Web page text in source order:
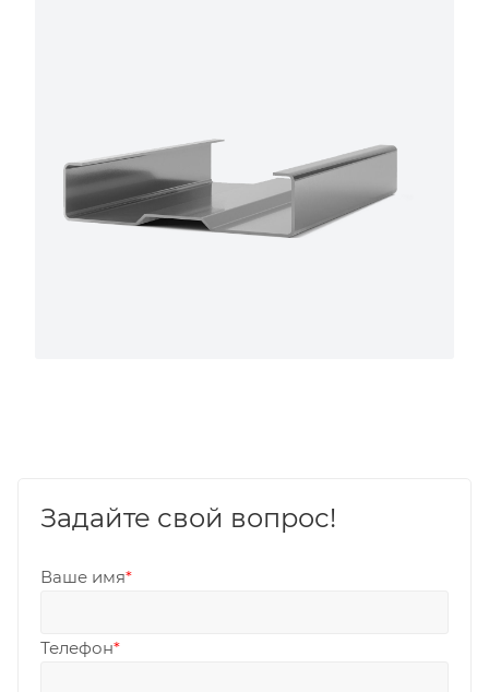
Задайте свой вопрос!
Ваше имя*
Телефон*